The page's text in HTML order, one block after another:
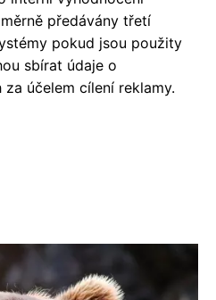
předávány třetí
pokud jsou použity
sbírat údaje o
účelem cílení reklamy.